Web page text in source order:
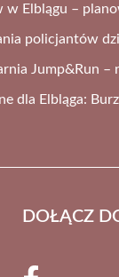
w Elblągu –
policjantów
Jump&Run –
dla Elbląga:
DOŁĄCZ